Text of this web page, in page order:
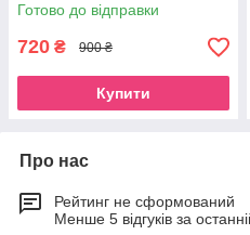
Готово до відправки
720 ₴ 900 ₴
Купити
Про нас
Рейтинг не сформований
Менше 5 відгуків за